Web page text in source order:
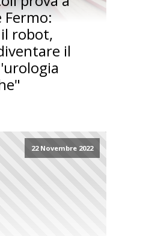
Fermo:
robot,
il
22 Novembre 2022